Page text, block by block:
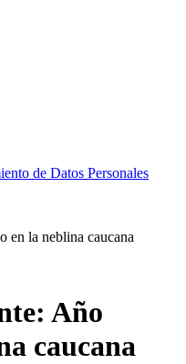
de Datos Personales
en la neblina caucana
Año
caucana